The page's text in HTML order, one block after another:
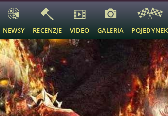
NEWSY RECENZJE VIDEO GALERIA POJEDYNEK